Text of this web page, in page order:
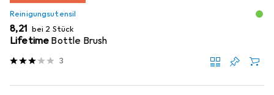
Reinigungsutensil
EUR
8,21 bei 2 Stück
Lifetime Bottle Brush
3